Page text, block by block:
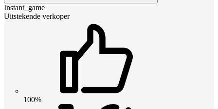
Instant_game
Uitstekende verkoper
100%